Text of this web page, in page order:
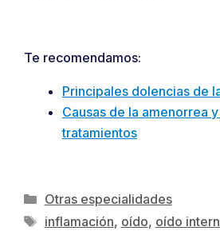
Te recomendamos:
Principales dolencias de
Causas de la amenorrea
tratamientos
Otras especialidades
inflamación, oído, oído